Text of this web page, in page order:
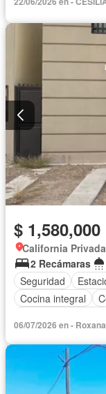
$ 1,580,000
California
2 Recámaras
Seguridad
Cocina integral
Televisión por cable
Caseta de
06/07/2026 en -